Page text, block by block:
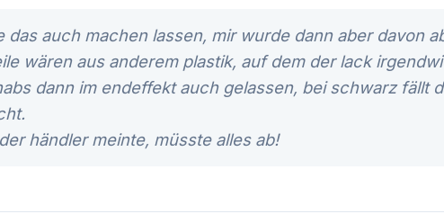
das auch machen lassen, mir wurde dann aber davon
wären aus anderem plastik, auf dem der lack
dann im endeffekt auch gelassen, bei schwarz fällt
händler meinte, müsste alles ab!